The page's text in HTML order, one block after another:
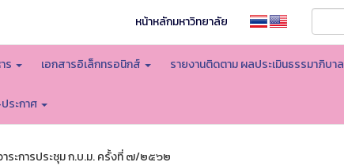
หน้าหลักมหาวิทยาลัย
ร เอกสารอิเล็กทรอนิกส์ รายงานติดตาม ผลประเมินธรรมาภิบาล
ระกาศ
ระการประชุม ก.บ.ม. ครั้งที่ ๗/๒๕๖๒